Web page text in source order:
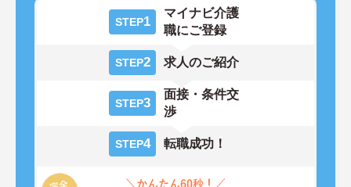
STEP1
マイナビ介護
職にご登録
STEP2 求人のご紹介
STEP3
面接・条件交
渉
STEP4 転職成功！